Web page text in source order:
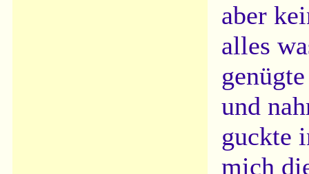
aber
alles
und
guckte
mich